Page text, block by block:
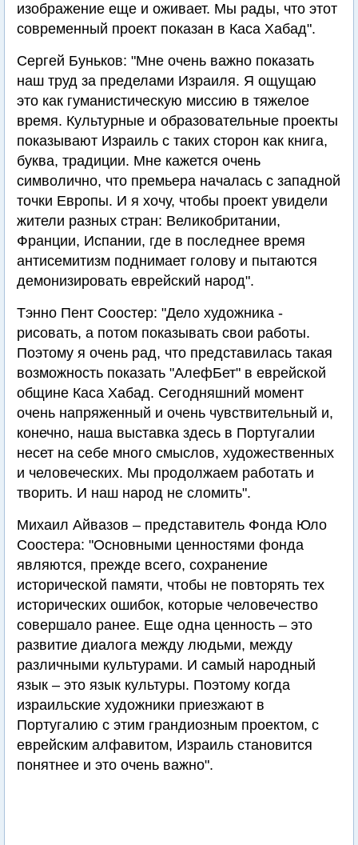
изображение еще и оживает. Мы рады, что этот
современный проект показан в Каса Хабад".
Сергей Буньков: "Мне очень важно показать
наш труд за пределами Израиля. Я ощущаю
это как гуманистическую миссию в тяжелое
время. Культурные и образовательные проекты
показывают Израиль с таких сторон как книга,
буква, традиции. Мне кажется очень
символично, что премьера началась с западной
точки Европы. И я хочу, чтобы проект увидели
жители разных стран: Великобритании,
Франции, Испании, где в последнее время
антисемитизм поднимает голову и пытаются
демонизировать еврейский народ".
Тэнно Пент Соостер: "Дело художника -
рисовать, а потом показывать свои работы.
Поэтому я очень рад, что представилась такая
возможность показать "АлефБет" в еврейской
общине Каса Хабад. Сегодняшний момент
очень напряженный и очень чувствительный и,
конечно, наша выставка здесь в Португалии
несет на себе много смыслов, художественных
и человеческих. Мы продолжаем работать и
творить. И наш народ не сломить".
Михаил Айвазов – представитель Фонда Юло
Соостера: "Основными ценностями фонда
являются, прежде всего, сохранение
исторической памяти, чтобы не повторять тех
исторических ошибок, которые человечество
совершало ранее. Еще одна ценность – это
развитие диалога между людьми, между
различными культурами. И самый народный
язык – это язык культуры. Поэтому когда
израильские художники приезжают в
Португалию с этим грандиозным проектом, с
еврейским алфавитом, Израиль становится
понятнее и это очень важно".